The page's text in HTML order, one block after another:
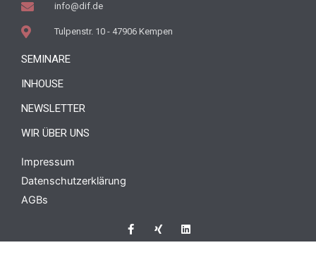
info@dif.de
Tulpenstr. 10 - 47906 Kempen
SEMINARE
INHOUSE
NEWSLETTER
WIR ÜBER UNS
Impressum
Datenschutzerklärung
AGBs